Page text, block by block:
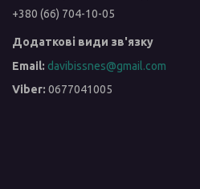
+380 (66) 704-10-05
davibissnes@gmail.com
0677041005